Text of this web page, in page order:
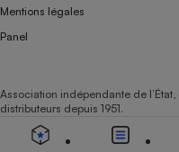
Mentions légales
Panel
Association indépendante de
distributeurs depuis 1951.